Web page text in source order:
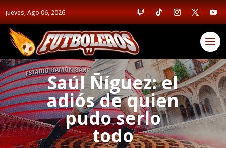
jueves, Ago 06, 2026
Saúl Ñíguez: el
adiós de quien
pudo serlo
todo